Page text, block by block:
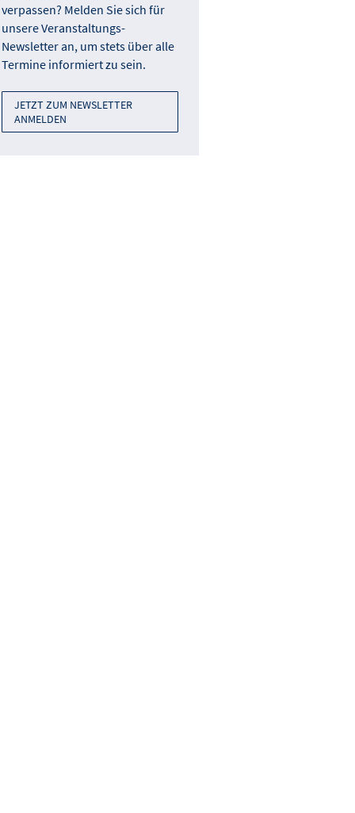
verpassen? Melden Sie sich für
unsere Veranstaltungs-
Newsletter an, um stets über alle
Termine informiert zu sein.
JETZT ZUM NEWSLETTER
ANMELDEN